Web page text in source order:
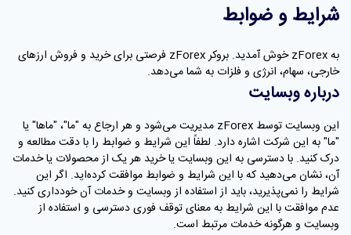
شرایط و ضوابط
به zForex خوش آمدید. بروکر zForex فرصتی برای خرید و فروش ارزهای
خارجی، سهام، انرژی و فلزات به شما می‌دهد.
درباره وبسایت
این وبسایت توسط zForex مدیریت می‌شود و هر ارجاع به "ما"، "ماها" یا
"ما" به این شرکت اشاره دارد. لطفاً این شرایط و ضوابط را با دقت مطالعه و
درک کنید. با دسترسی به این وبسایت یا خرید هر یک از محصولات یا خدمات
آن، نشان می‌دهید که با این شرایط و ضوابط موافقت کرده‌اید. اگر این
شرایط را نمی‌پذیرید، باید از استفاده از وبسایت و خدمات آن خودداری کنید.
عدم موافقت با این شرایط به معنای توقف فوری دسترسی و استفاده از
وبسایت و هرگونه خدمات مرتبط است.